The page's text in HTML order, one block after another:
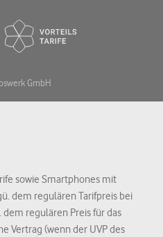
GmbH
sowie Smartphones mit
dem regulären Tarifpreis bei
dem regulären Preis für das
Vertrag (wenn der UVP des